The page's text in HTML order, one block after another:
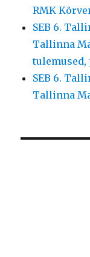
RMK
SEB 6.
Tallinna
SEB 6.
Tallinna